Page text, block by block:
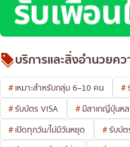
บริการและสิ่งอำนวยค
เหมาะสำหรับกลุ่ม 6–10 คน
รับบัตร VISA
มีสาเกญี่ปุ่นห
เปิดทุกวัน/ไม่มีวันหยุด
รับบัต